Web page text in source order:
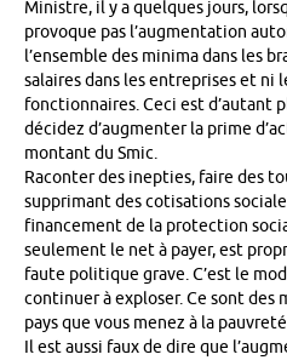
Ministre, il y a quelques jours,
provoque pas l’augmentation
l’ensemble des minima dans les
salaires dans les entreprises et ni
fonctionnaires. Ceci est d’autant
décidez d’augmenter la prime
montant du Smic.
Raconter des inepties, faire des
supprimant des cotisations
financement de la protection
seulement le net à payer, est
faute politique grave. C’est le
continuer à exploser. Ce sont des
pays que vous menez à la
Il est aussi faux de dire que